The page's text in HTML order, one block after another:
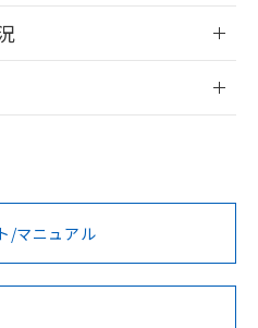
影響
/会員登録
ただく前に、以下を必ずお読
認
ー
BV型式承認
（フランス
KR型式
（韓国
/マニュアル